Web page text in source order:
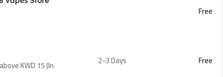
Free
KWD 15 (In
2-3 Days Free